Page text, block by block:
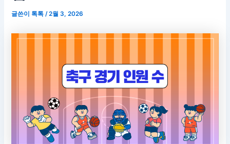
글쓴이톡톡/2월 3, 2026